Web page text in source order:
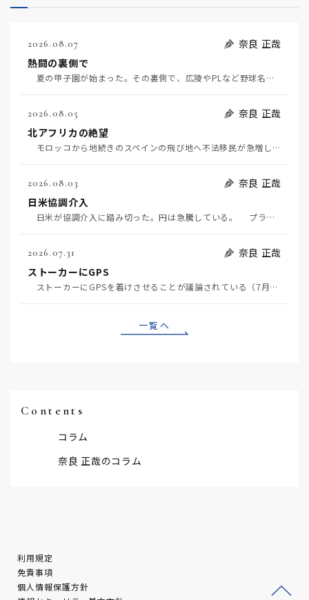
2026.08.07
奈良 正哉
熱闘の裏側で
夏の甲子園が始まった。その裏側で、広陵やPLなど野球名門校（だった）の不祥事のその後について、「熱…
2026.08.05
奈良 正哉
北アフリカの絶望
モロッコから地続きのスペインの飛び地へ不法移民が急増していて、当地の大問題となっている。「海を泳い…
2026.08.03
奈良 正哉
日米協調介入
日米が協調介入に踏み切った。円は急騰している。 プラザ合意以降、協調介入は為替相場の転機になって…
2026.07.31
奈良 正哉
ストーカーにGPS
ストーカーにGPSを着けさせることが議論されている（7月29日日経）。反対派は「ストーカーにも人権…
一覧へ
Contents
コラム
奈良 正哉のコラム
利用規定
免責事項
個人情報保護方針